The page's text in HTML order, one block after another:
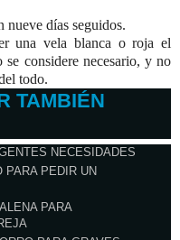
nueve días seguidos.
una vela blanca o roja el
considere necesario, y no
todo.
TAMBIÉN
NECESIDADES
PARA PEDIR UN
PARA